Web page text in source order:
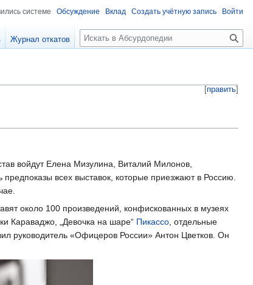
[править]
войдут Елена Мизулина, Виталий Милонов,
всех выставок, которые приезжают в Россию.
около 100 произведений, конфискованных в музеях
Караваджо, „Девочка на шаре“ Пикассо , отдельные
руководитель «Офицеров России» Антон Цветков. Он
системе Обсуждение Вклад Создать учётную запись Войти
Журнал откатов
П
о
к